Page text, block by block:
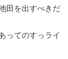
田を出すべきだ
ってのすっライ